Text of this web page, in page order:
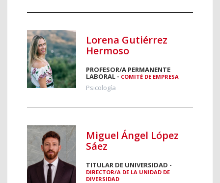
Lorena Gutiérrez
Hermoso
PROFESOR/A PERMANENTE
LABORAL - COMITÉ DE EMPRESA
Psicología
Miguel Ángel López
Sáez
TITULAR DE UNIVERSIDAD -
DIRECTOR/A DE LA UNIDAD DE
DIVERSIDAD